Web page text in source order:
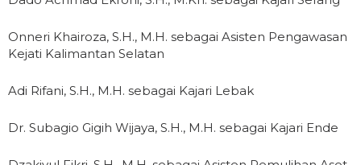
Onneri Khairoza, S.H., M.H. sebagai Asisten Pengawasan
Kejati Kalimantan Selatan
Adi Rifani, S.H., M.H. sebagai Kajari Lebak
Dr. Subagio Gigih Wijaya, S.H., M.H. sebagai Kajari Ende